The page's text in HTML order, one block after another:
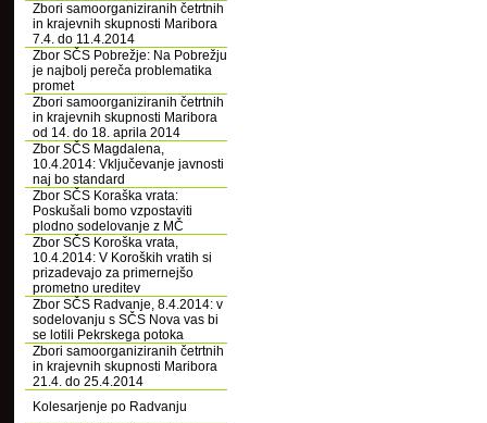
Zbori samoorganiziranih četrtnih
in krajevnih skupnosti Maribora
7.4. do 11.4.2014
Zbor SČS Pobrežje: Na Pobrežju
je najbolj pereča problematika
promet
Zbori samoorganiziranih četrtnih
in krajevnih skupnosti Maribora
od 14. do 18. aprila 2014
Zbor SČS Magdalena,
10.4.2014: Vključevanje javnosti
naj bo standard
Zbor SČS Koraška vrata:
Poskušali bomo vzpostaviti
plodno sodelovanje z MČ
Zbor SČS Koroška vrata,
10.4.2014: V Koroških vratih si
prizadevajo za primernejšo
prometno ureditev
Zbor SČS Radvanje, 8.4.2014: v
sodelovanju s SČS Nova vas bi
se lotili Pekrskega potoka
Zbori samoorganiziranih četrtnih
in krajevnih skupnosti Maribora
21.4. do 25.4.2014
Kolesarjenje po Radvanju